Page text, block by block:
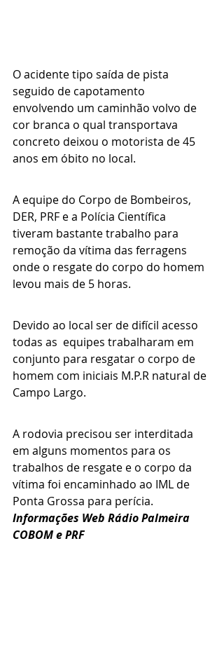
O acidente tipo saída de pista
seguido de capotamento
envolvendo um caminhão volvo de
cor branca o qual transportava
concreto deixou o motorista de 45
anos em óbito no local.
A equipe do Corpo de Bombeiros,
DER, PRF e a Polícia Científica
tiveram bastante trabalho para
remoção da vítima das ferragens
onde o resgate do corpo do homem
levou mais de 5 horas.
Devido ao local ser de difícil acesso
todas as  equipes trabalharam em
conjunto para resgatar o corpo de
homem com iniciais M.P.R natural de
Campo Largo.
A rodovia precisou ser interditada
em alguns momentos para os
trabalhos de resgate e o corpo da
vítima foi encaminhado ao IML de
Ponta Grossa para perícia.
Informações Web Rádio Palmeira
COBOM e PRF